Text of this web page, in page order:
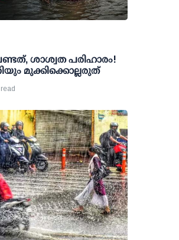
ശാശ്വത പരിഹാരം!
മുക്കിക്കൊല്ലരുത്